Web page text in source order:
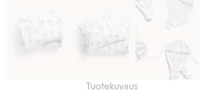
Kuviollinen
Koristenauha,
Tuotekuvaus